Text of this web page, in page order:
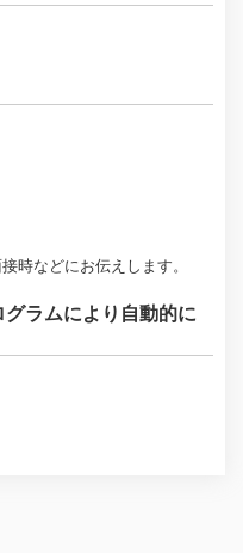
時などにお伝えします。
ラムにより自動的に